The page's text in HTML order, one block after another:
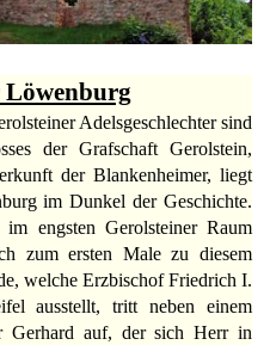
Löwenburg
Adelsgeschlechter sind
der Grafschaft Gerolstein,
der Blankenheimer, liegt
im Dunkel der Geschichte.
engsten Gerolsteiner Raum
zum ersten Male zu diesem
welche Erzbischof Friedrich I.
ausstellt, tritt neben einem
Gerhard auf, der sich Herr in